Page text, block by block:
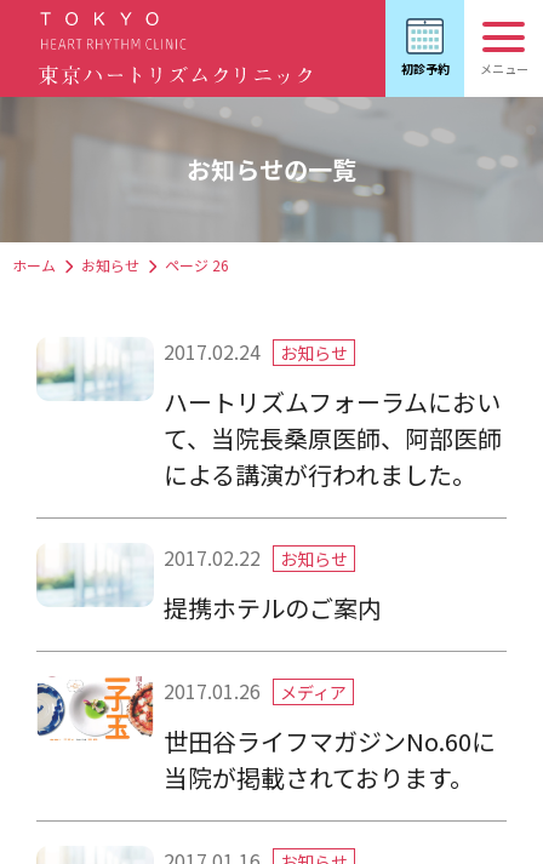
お知らせの一覧
ホーム お知らせ ページ 26
2017.02.24 お知らせ
ハートリズムフォーラムにおい
て、当院長桑原医師、阿部医師
による講演が行われました。
2017.02.22 お知らせ
提携ホテルのご案内
2017.01.26 メディア
世田谷ライフマガジンNo.60に
当院が掲載されております。